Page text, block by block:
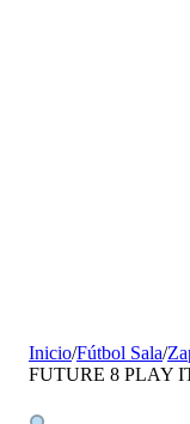
Inicio/Fútbol Sala/
FUTURE 8 PLAY